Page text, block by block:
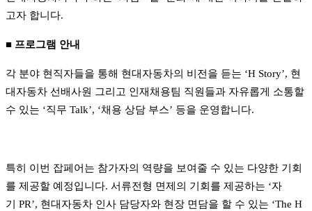
고자 합니다.
■ 프로그램 안내
각 분야 현직자들을 통해 현대자동차의 비전을 듣는 ‘H Story’, 현
대자동차 선배사원 그리고 인재채용팀 직원들과 자유롭게 소통할
수 있는 ‘직무 Talk’, ‘채용 상담 부스’ 등을 운영합니다.
특히 이번 잡페어는 참가자의 역량을 보여줄 수 있는 다양한 기회
를 제공할 예정입니다. 서류전형 면제의 기회를 제공하는 ‘자
기
PR’, 현대자동차 인사 담당자와 현장 면담을 할 수 있는 ‘The H